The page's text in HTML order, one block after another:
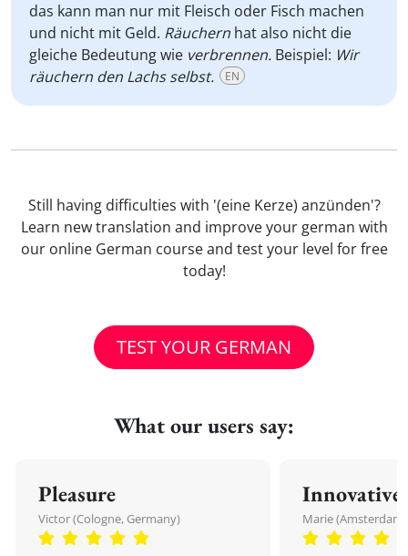
das kann man nur mit Fleisch oder Fisch machen
und nicht mit Geld. Räuchern hat also nicht die
gleiche Bedeutung wie verbrennen. Beispiel: Wir
räuchern den Lachs selbst.
EN
Still having difficulties with '(eine Kerze) anzünden'?
Learn new translation and improve your german with
our online German course and test your level for free
today!
TEST YOUR GERMAN
What our users say:
Pleasure
Victor (Cologne, Germany)
Innovative
Marie